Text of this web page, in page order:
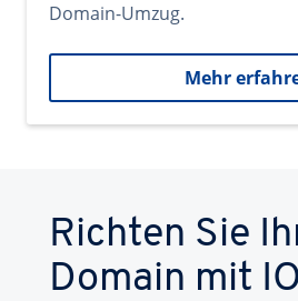
Domain-Umzug.
Mehr
Richten Sie
Domain mit